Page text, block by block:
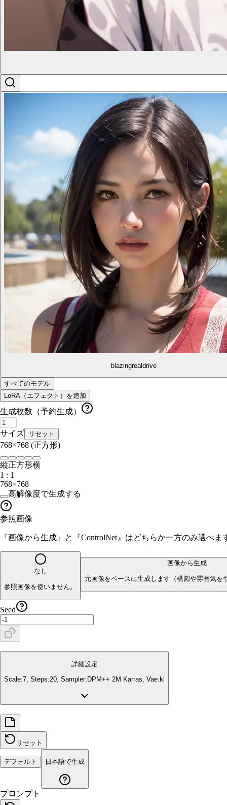
blazingrealdrive
すべてのモデル
LoRA（エフェクト）を追加
生成枚数（予約生成）
サイズ リセット
768×768 (正方形)
縦正方形横
1 : 1
768×768
高解像度で生成する
参照画像
『画像から生成』と『ControlNet』はどちらか一方のみ選べ
なし
参照画像を使いません。
画像から生成
元画像をベースに生成します（構図や雰囲気を
Seed
詳細設定
Scale:7, Steps:20, Sampler: DPM++ 2M Karras, Vae: kl
リセット
デフォルト 日本語で生成
プロンプト